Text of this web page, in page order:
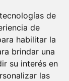
de
de
habilitar la
brindar una
su interés en
las